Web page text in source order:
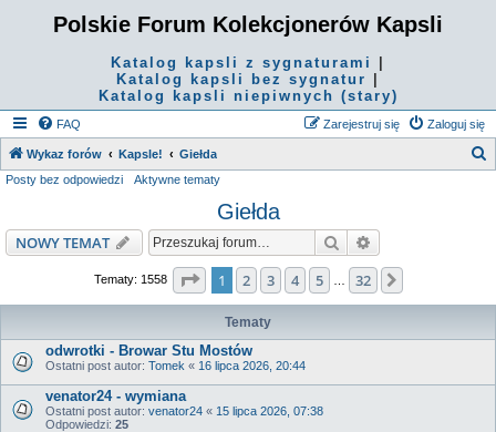
Polskie Forum Kolekcjonerów Kapsli
Katalog kapsli z sygnaturami
Katalog kapsli bez sygnatur
Katalog kapsli niepiwnych (stary)
FAQ Zaloguj się
Zarejestruj się
Wykaz forów Kapsle! Giełda
Posty bez odpowiedzi Aktywne tematy
Giełda
NOWY TEMAT Szukaj
Tematy: 1558 Strona1 z32
1 2 3 4 5 32
Tematy
odwrotki - Browar Stu Mostów
Ostatni post autor: Tomek « 16 lipca 2026, 20:44
venator24 - wymiana
Ostatni post autor: venator24 « 15 lipca 2026, 07:38
Odpowiedzi: 25